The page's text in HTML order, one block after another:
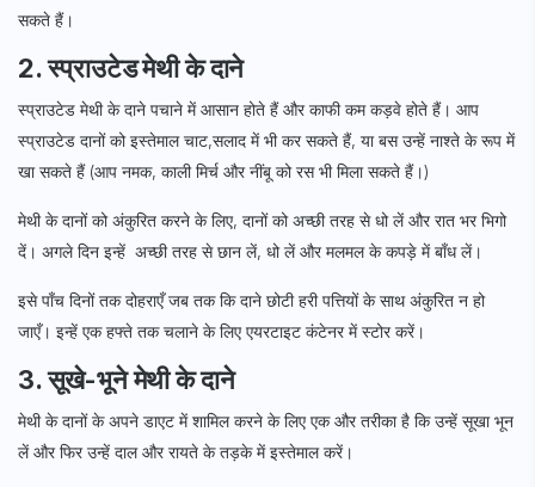
सकते हैं।
2. स्प्राउटेड मेथी के दाने
स्प्राउटेड मेथी के दाने पचाने में आसान होते हैं और काफी कम कड़वे होते हैं। आप
स्प्राउटेड दानों को इस्तेमाल चाट,सलाद में भी कर सकते हैं, या बस उन्हें नाश्ते के रूप में
खा सकते हैं (आप नमक, काली मिर्च और नींबू को रस भी मिला सकते हैं।)
मेथी के दानों को अंकुरित करने के लिए, दानों को अच्छी तरह से धो लें और रात भर भिगो
दें। अगले दिन इन्हें अच्छी तरह से छान लें, धो लें और मलमल के कपड़े में बाँध लें।
इसे पाँच दिनों तक दोहराएँ जब तक कि दाने छोटी हरी पत्तियों के साथ अंकुरित न हो
जाएँ। इन्हें एक हफ्ते तक चलाने के लिए एयरटाइट कंटेनर में स्टोर करें।
3. सूखे-भूने मेथी के दाने
मेथी के दानों के अपने डाएट में शामिल करने के लिए एक और तरीका है कि उन्हें सूखा भून
लें और फिर उन्हें दाल और रायते के तड़के में इस्तेमाल करें।